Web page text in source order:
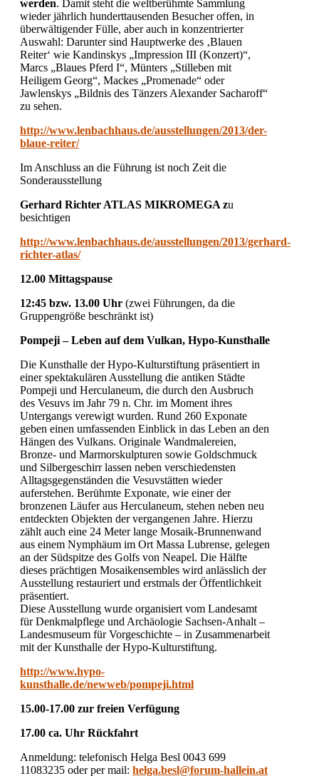
werden. Damit steht die weltberühmte Sammlung
wieder jährlich hunderttausenden Besucher offen, in
überwältigender Fülle, aber auch in konzentrierter
Auswahl: Darunter sind Hauptwerke des ‚Blauen
Reiter‘ wie Kandinskys „Impression III (Konzert)“,
Marcs „Blaues Pferd I“, Münters „Stilleben mit
Heiligem Georg“, Mackes „Promenade“ oder
Jawlenskys „Bildnis des Tänzers Alexander Sacharoff“
zu sehen.
http://www.lenbachhaus.de/ausstellungen/2013/der-
blaue-reiter/
Im Anschluss an die Führung ist noch Zeit die
Sonderausstellung
Gerhard Richter ATLAS MIKROMEGA zu
besichtigen
http://www.lenbachhaus.de/ausstellungen/2013/gerhard-
richter-atlas/
12.00 Mittagspause
12:45 bzw. 13.00 Uhr (zwei Führungen, da die
Gruppengröße beschränkt ist)
Pompeji – Leben auf dem Vulkan, Hypo-Kunsthalle
Die Kunsthalle der Hypo-Kulturstiftung präsentiert in
einer spektakulären Ausstellung die antiken Städte
Pompeji und Herculaneum, die durch den Ausbruch
des Vesuvs im Jahr 79 n. Chr. im Moment ihres
Untergangs verewigt wurden. Rund 260 Exponate
geben einen umfassenden Einblick in das Leben an den
Hängen des Vulkans. Originale Wandmalereien,
Bronze- und Marmorskulpturen sowie Goldschmuck
und Silbergeschirr lassen neben verschiedensten
Alltagsgegenständen die Vesuvstätten wieder
auferstehen. Berühmte Exponate, wie einer der
bronzenen Läufer aus Herculaneum, stehen neben neu
entdeckten Objekten der vergangenen Jahre. Hierzu
zählt auch eine 24 Meter lange Mosaik-Brunnenwand
aus einem Nymphäum im Ort Massa Lubrense, gelegen
an der Südspitze des Golfs von Neapel. Die Hälfte
dieses prächtigen Mosaikensembles wird anlässlich der
Ausstellung restauriert und erstmals der Öffentlichkeit
präsentiert.
Diese Ausstellung wurde organisiert vom Landesamt
für Denkmalpflege und Archäologie Sachsen-Anhalt –
Landesmuseum für Vorgeschichte – in Zusammenarbeit
mit der Kunsthalle der Hypo-Kulturstiftung.
http://www.hypo-
kunsthalle.de/newweb/pompeji.html
15.00-17.00 zur freien Verfügung
17.00 ca. Uhr Rückfahrt
Anmeldung: telefonisch Helga Besl 0043 699
11083235 oder per mail: helga.besl@forum-hallein.at